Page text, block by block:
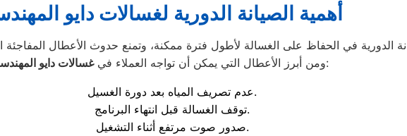
أهمية الصيانة الدورية لغسالات دايو
ومن أبرز الأعطال التي يمكن أن تواجه العملاء فيغسالات دايو :
عدم تصريف المياه بعد دورة الغسيل.
توقف الغسالة قبل انتهاء البرنامج.
صدور صوت مرتفع أثناء التشغيل.